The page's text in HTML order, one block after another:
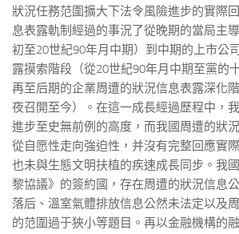
狀況任務范圍擴大下法令風險進步的實際
息表露軌制經過的事況了從晚期的當局主
初至20世紀90年月中期）到中期的上市公
露摸索階段（從20世紀90年月中期至黨的
再至后期的企業周遭的狀況信息表露深化
夜召開至今）。在這一成長經過歷程中，
進步至史無前例的高度，而我國周遭的狀
從自愿性走向強迫性，并沒有完整回應實
也未與生態文明扶植的疾速成長同步。我
黎協議》的簽約國，存在周遭的狀況信息
落后、溫室氣體排放信息公然未法定以及
的范圍過于狹小等題目。再以金融機構的